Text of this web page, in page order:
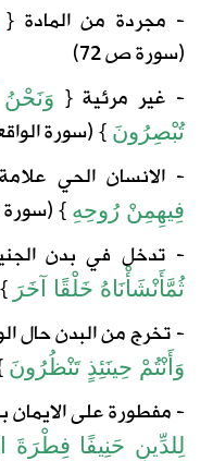
- مجردة من المادة {
(سورة ص 72)
- غير مرئية { وَنَحْنُ
تُبْصِرُونَ } (سورة
- الانسان الحي
فِيهِمِنْ رُوحِهِ } (سورة
- تدخل في بدن
ثُمَّأَنْشَأْنَاهُ خَلْقًا آخَرَ
- تخرج من البدنحال
وَأَنْتُمْ حِينَئِذٍ تَنْظُرُونَ
- مفطورة على الايمان
لِلدِّينِ حَنِيفًا فِطْرَةَ